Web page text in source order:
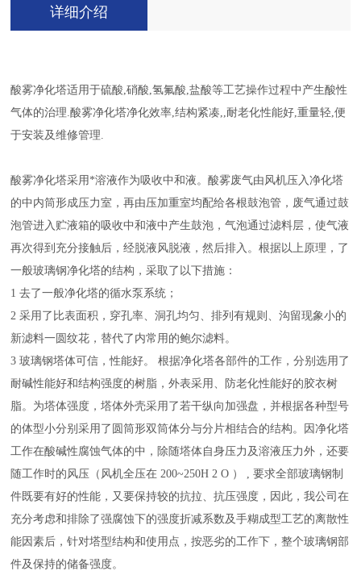
详细介绍
酸雾净化塔适用于硫酸,硝酸,氢氟酸,盐酸等工艺操作过程中产生酸性
气体的治理.酸雾净化塔净化效率,结构紧凑,,耐老化性能好,重量轻,便
于安装及维修管理.
酸雾净化塔采用*溶液作为吸收中和液。酸雾废气由风机压入净化塔
的中内筒形成压力室，再由压加重室均配给各根鼓泡管，废气通过鼓
泡管进入贮液箱的吸收中和液中产生鼓泡，气泡通过滤料层，使气液
再次得到充分接触后，经脱液风脱液，然后排入。根据以上原理，了
一般玻璃钢净化塔的结构，采取了以下措施：
1 去了一般净化塔的循水泵系统；
2 采用了比表面积，穿孔率、洞孔均匀、排列有规则、沟留现象小的
新滤料一圆纹花，替代了内常用的鲍尔滤料。
3 玻璃钢塔体可信，性能好。 根据净化塔各部件的工作，分别选用了
耐碱性能好和结构强度的树脂，外表采用、防老化性能好的胶衣树
脂。为塔体强度，塔体外壳采用了若干纵向加强盘，并根据各种型号
的体型小分别采用了圆筒形双筒体分与分片相结合的结构。因净化塔
工作在酸碱性腐蚀气体的中，除随塔体自身压力及溶液压力外，还要
随工作时的风压（风机全压在 200~250H 2 O ） , 要求全部玻璃钢制
件既要有好的性能，又要保持较的抗拉、抗压强度，因此，我公司在
充分考虑和排除了强腐蚀下的强度折减系数及手糊成型工艺的离散性
能因素后，针对塔型结构和使用点，按恶劣的工作下，整个玻璃钢部
件及保持的储备强度。